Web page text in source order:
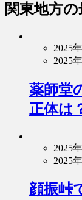
関東地方の
2025
2025
薬師堂
正体は
2025
2025
顔振峠